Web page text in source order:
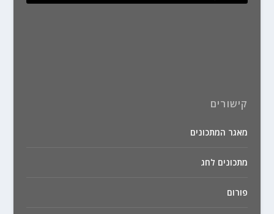
קישורים
מאגר המתכונים
מתכונים לחג
פורום